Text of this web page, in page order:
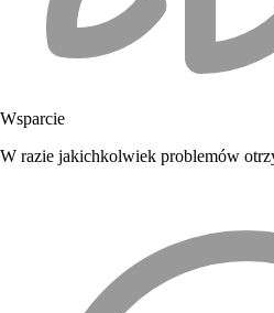
Wsparcie
W razie jakichkolwiek problemów